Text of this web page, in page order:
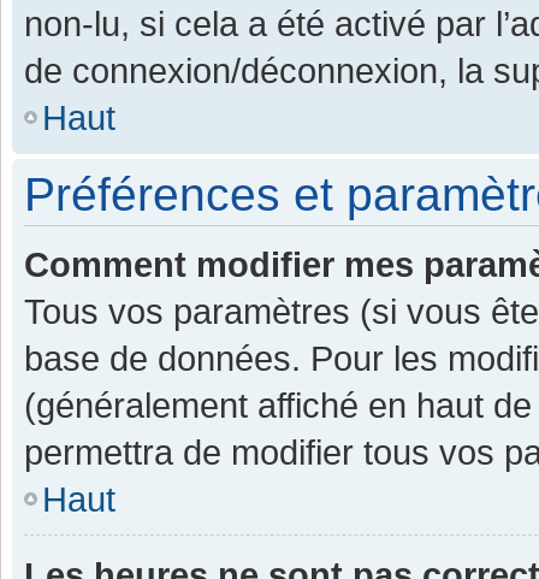
non-lu, si cela a été activé par
de connexion/déconnexion, la
Haut
Préférences et
Comment modifier mes
Tous vos paramètres (si vous
base de données. Pour les
(généralement affiché en haut
permettra de modifier tous vos
Haut